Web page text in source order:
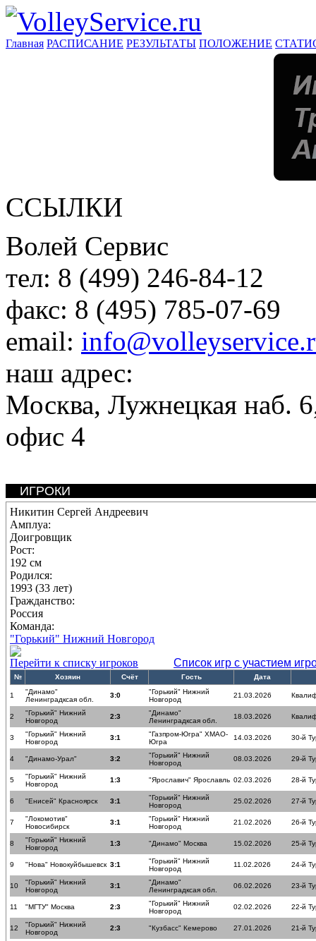
Главная РАСПИСАНИЕ РЕЗУЛЬТАТЫ ПОЛОЖЕНИЕ
ССЫЛКИ
Волей Сервис
тел: 8 (499) 246-84-12
факс: 8 (495) 785-07-69
email:
наш адрес:
Москва, Лужнецкая наб.
офис 4
ИГРОКИ
Никитин Сергей Андреевич
Амплуа:
Доигровщик
Рост:
192 см
Родился:
1993 (33 лет)
Гражданство:
Россия
Команда:
"Горький" Нижний Новгород
Перейти к списку игроков
Список игр с участием
№ Хозяин Счёт Гость Дата
1
"Динамо"
Ленинградксая обл.
3:0
"Горький" Нижний
Новгород
21.03.2026
2
"Горький" Нижний
Новгород
2:3
"Динамо"
Ленинградксая обл.
18.03.2026
3
"Горький" Нижний
Новгород
3:1
"Газпром-Югра" ХМАО-
Югра
14.03.2026 30-й
4 "Динамо-Урал" 3:2
"Горький" Нижний
Новгород
08.03.2026 29-й
5
"Горький" Нижний
Новгород
1:3 "Ярославич" Ярославль 02.03.2026 28-й
6 "Енисей" Красноярск 3:1
"Горький" Нижний
Новгород
25.02.2026 27-й
7
"Локомотив"
Новосибирск
3:1
"Горький" Нижний
Новгород
21.02.2026 26-й
8
"Горький" Нижний
Новгород
1:3 "Динамо" Москва 15.02.2026 25-й
9 "Нова" Новокуйбышевск 3:1
"Горький" Нижний
Новгород
11.02.2026 24-й
10
"Горький" Нижний
Новгород
3:1
"Динамо"
Ленинградксая обл.
06.02.2026 23-й
11 "МГТУ" Москва 2:3
"Горький" Нижний
Новгород
02.02.2026 22-й
12
"Горький" Нижний
Новгород
2:3 "Кузбасс" Кемерово 27.01.2026 21-й